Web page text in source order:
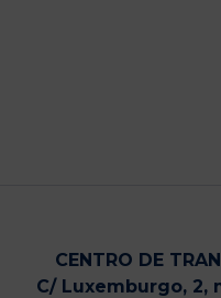
CENTRO DE
C/ Luxemburgo, 2,